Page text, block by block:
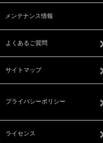
メンテナンス情報
よくあるご質問
サイトマップ
プライバシーポリシー
ライセンス